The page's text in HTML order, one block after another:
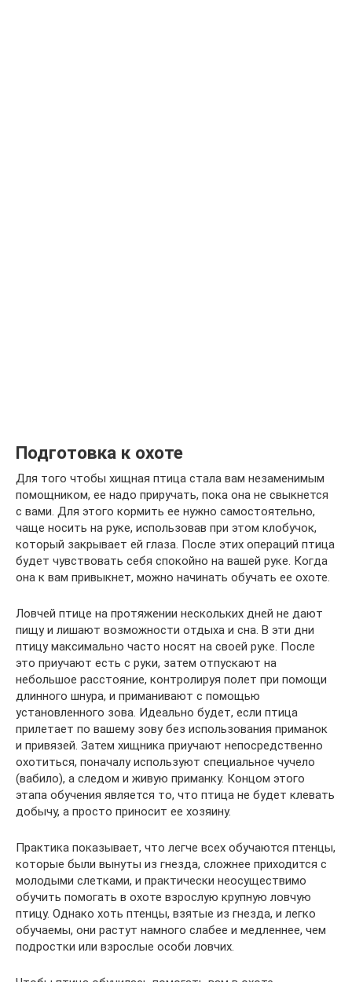
Подготовка к охоте
Для того чтобы хищная птица стала вам незаменимым
помощником, ее надо приручать, пока она не свыкнется
с вами. Для этого кормить ее нужно самостоятельно,
чаще носить на руке, использовав при этом клобучок,
который закрывает ей глаза. После этих операций птица
будет чувствовать себя спокойно на вашей руке. Когда
она к вам привыкнет, можно начинать обучать ее охоте.
Ловчей птице на протяжении нескольких дней не дают
пищу и лишают возможности отдыха и сна. В эти дни
птицу максимально часто носят на своей руке. После
это приучают есть с руки, затем отпускают на
небольшое расстояние, контролируя полет при помощи
длинного шнура, и приманивают с помощью
установленного зова. Идеально будет, если птица
прилетает по вашему зову без использования приманок
и привязей. Затем хищника приучают непосредственно
охотиться, поначалу используют специальное чучело
(вабило), а следом и живую приманку. Концом этого
этапа обучения является то, что птица не будет клевать
добычу, а просто приносит ее хозяину.
Практика показывает, что легче всех обучаются птенцы,
которые были вынуты из гнезда, сложнее приходится с
молодыми слетками, и практически неосуществимо
обучить помогать в охоте взрослую крупную ловчую
птицу. Однако хоть птенцы, взятые из гнезда, и легко
обучаемы, они растут намного слабее и медленнее, чем
подростки или взрослые особи ловчих.